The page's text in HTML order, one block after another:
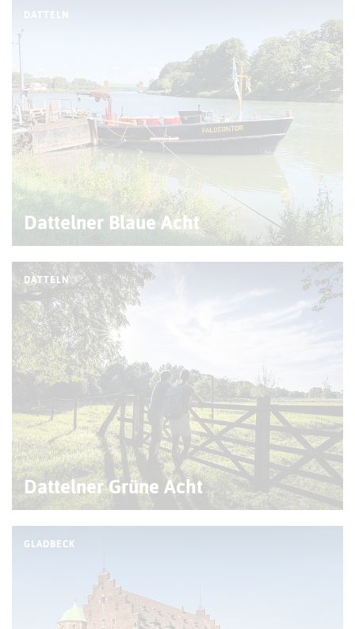
DATTELN
Dattelner Blaue Acht
DATTELN
Dattelner Grüne Acht
GLADBECK